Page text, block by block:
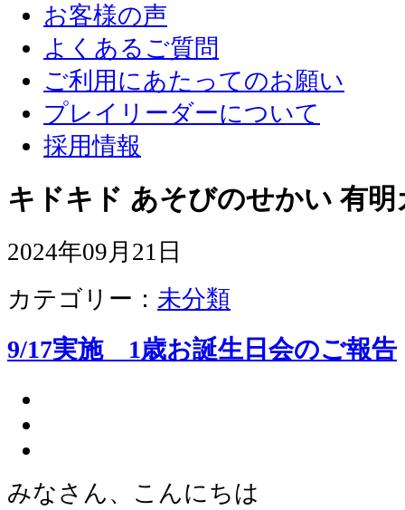
お客様の声
よくあるご質問
ご利用にあたってのお願い
プレイリーダーについて
採用情報
キドキド あそびのせかい 有
2024年09月21日
カテゴリー： 未分類
9/17実施 1歳お誕生日会のご報告
みなさん、こんにちは